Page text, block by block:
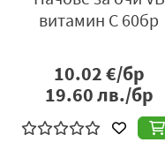
витамин С 60бр
10.02€/бр
19.60лв./бр